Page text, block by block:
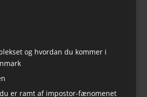
og hvordan du kommer i
er ramt af impostor-fænomenet